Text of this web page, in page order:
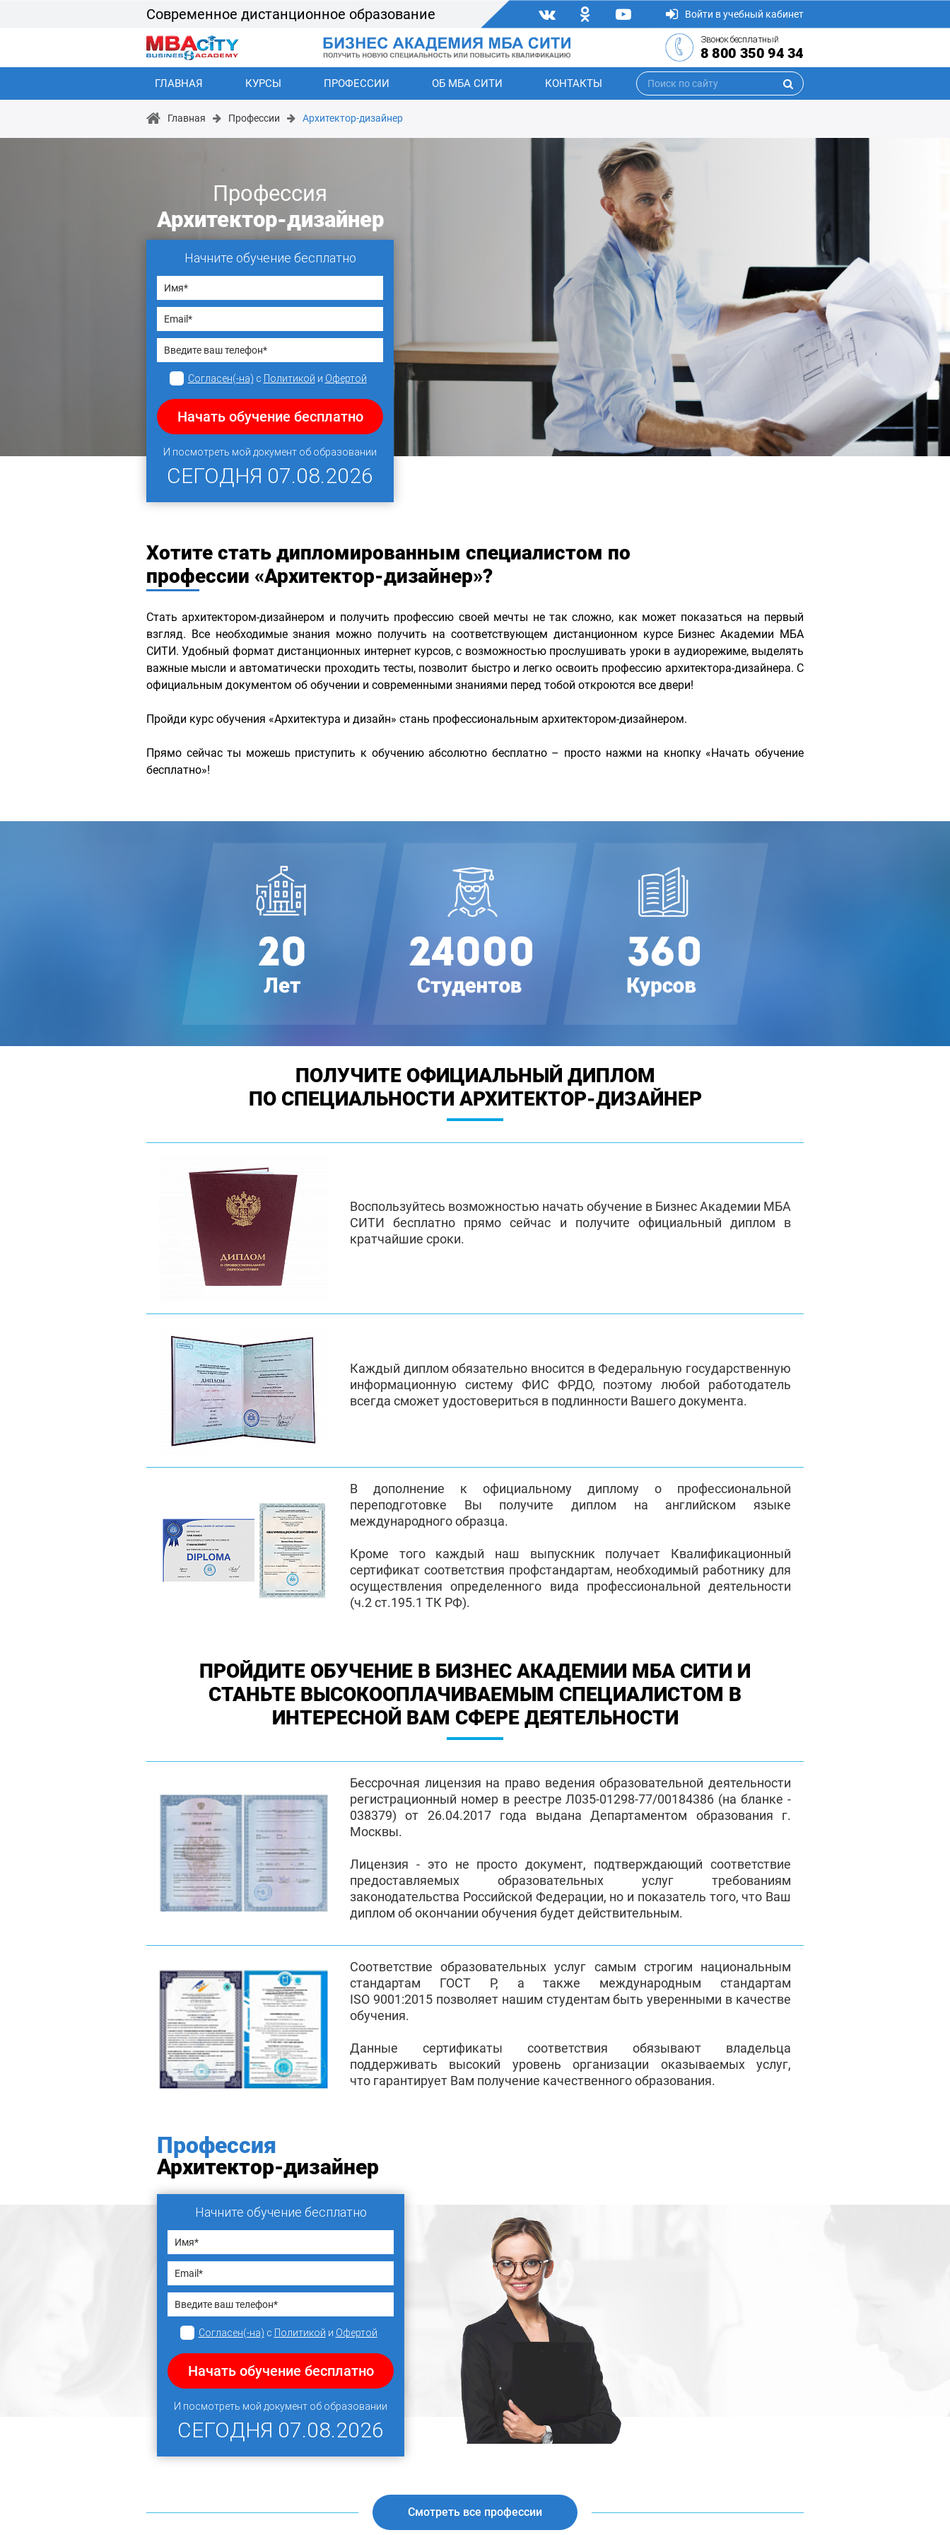
Современное дистанционное образование Войти в учебный кабинет
Звонок бесплатный
8 800 350 94 34
ГЛАВНАЯ КУРСЫ ПРОФЕССИИ ОБ МБА СИТИ КОНТАКТЫ
Главная Профессии Архитектор-дизайнер
Профессия
Архитектор-дизайнер
Начните обучение бесплатно
Согласен(-на) с Политикой и Офертой
Начать обучение бесплатно
И посмотреть мой документ об образовании
СЕГОДНЯ 07.08.2026
Хотите стать дипломированным специалистом по
профессии «Архитектор-дизайнер»?
Стать архитектором-дизайнером и получить профессию своей мечты не так сложно, как может показаться на первый
взгляд. Все необходимые знания можно получить на соответствующем дистанционном курсе Бизнес Академии МБА
СИТИ. Удобный формат дистанционных интернет курсов, с возможностью прослушивать уроки в аудиорежиме, выделять
важные мысли и автоматически проходить тесты, позволит быстро и легко освоить профессию архитектора-дизайнера. С
официальным документом об обучении и современными знаниями перед тобой откроются все двери!
Пройди курс обучения «Архитектура и дизайн» стань профессиональным архитектором-дизайнером.
Прямо сейчас ты можешь приступить к обучению абсолютно бесплатно – просто нажми на кнопку «Начать обучение
бесплатно»!
ПОЛУЧИТЕ ОФИЦИАЛЬНЫЙ ДИПЛОМ
ПО СПЕЦИАЛЬНОСТИ АРХИТЕКТОР-ДИЗАЙНЕР
Воспользуйтесь возможностью начать обучение в Бизнес Академии МБА
СИТИ бесплатно прямо сейчас и получите официальный диплом в
кратчайшие сроки.
Каждый диплом обязательно вносится в Федеральную государственную
информационную систему ФИС ФРДО, поэтому любой работодатель
всегда сможет удостовериться в подлинности Вашего документа.
В дополнение к официальному диплому о профессиональной
переподготовке Вы получите диплом на английском языке
международного образца.
Кроме того каждый наш выпускник получает Квалификационный
сертификат соответствия профстандартам, необходимый работнику для
осуществления определенного вида профессиональной деятельности
(ч.2 ст.195.1 ТК РФ).
ПРОЙДИТЕ ОБУЧЕНИЕ В БИЗНЕС АКАДЕМИИ МБА СИТИ И
СТАНЬТЕ ВЫСОКООПЛАЧИВАЕМЫМ СПЕЦИАЛИСТОМ В
ИНТЕРЕСНОЙ ВАМ СФЕРЕ ДЕЯТЕЛЬНОСТИ
Бессрочная лицензия на право ведения образовательной деятельности
регистрационный номер в реестре Л035-01298-77/00184386 (на бланке -
038379) от 26.04.2017 года выдана Департаментом образования г.
Москвы.
Лицензия - это не просто документ, подтверждающий соответствие
предоставляемых образовательных услуг требованиям
законодательства Российской Федерации, но и показатель того, что Ваш
диплом об окончании обучения будет действительным.
Соответствие образовательных услуг самым строгим национальным
стандартам ГОСТ Р, а также международным стандартам
ISO 9001:2015 позволяет нашим студентам быть уверенными в качестве
обучения.
Данные сертификаты соответствия обязывают владельца
поддерживать высокий уровень организации оказываемых услуг,
что гарантирует Вам получение качественного образования.
Профессия
Архитектор-дизайнер
Начните обучение бесплатно
Согласен(-на) с Политикой и Офертой
Начать обучение бесплатно
И посмотреть мой документ об образовании
СЕГОДНЯ 07.08.2026
Смотреть все профессии